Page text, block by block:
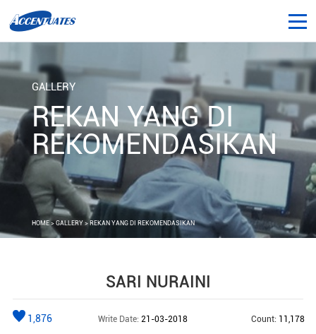
GALLERY
REKAN YANG DI
REKOMENDASIKAN
HOME>GALLERY> REKAN YANG DI REKOMENDASIKAN
SARI NURAINI
1,876 Write Date: 21-03-2018 Count: 11,178